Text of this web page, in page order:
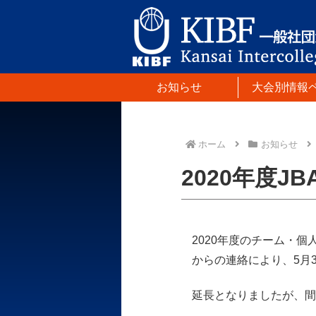
お知らせ 大会別情報
ホーム お知らせ
2020年度
2020年度のチーム・個
からの連絡により、5月
延長となりましたが、